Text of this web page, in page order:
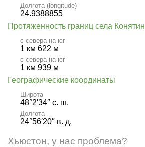
Долгота (longitude)
24.9388855
Протяженность границ села Конятин
с севера на юг
1 км 622 м
с севера на юг
1 км 939 м
Географические координаты
Широта
48°2′34″ с. ш.
Долгота
24°56′20″ в. д.
Хьюстон, у нас проблема?